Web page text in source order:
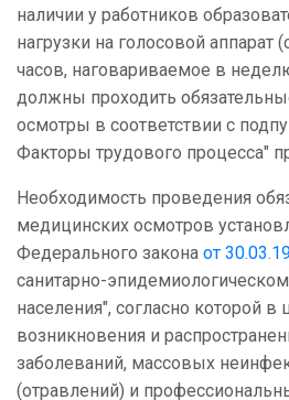
наличии у работников
нагрузки на голосовой аппарат
часов, наговариваемое в
должны проходить
осмотры в соответствии с
Факторы трудового процесса"
Необходимость проведения
медицинских осмотров
Федерального закона от
санитарно-
населения", согласно которой
возникновения и
заболеваний, массовых
(отравлений) и